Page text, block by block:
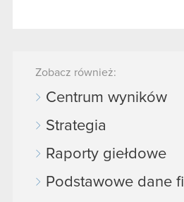
Zobacz również:
Centrum wyników
Strategia
Raporty giełdowe
Podstawowe dane